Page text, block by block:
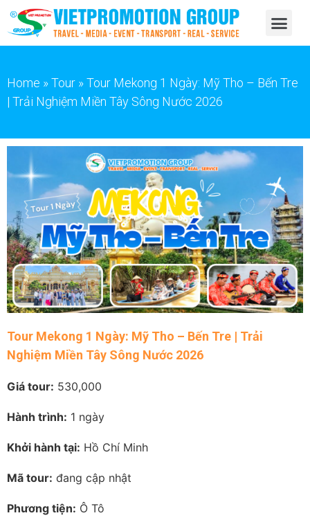
Home »Tour »Tour Mekong 1 Ngày: Mỹ Tho – Bến Tre
| Trải Nghiệm Miền Tây Sông Nước 2026
Tour Mekong 1 Ngày: Mỹ Tho – Bến Tre | Trải
Nghiệm Miền Tây Sông Nước 2026
Giá tour: 530,000
Hành trình: 1 ngày
Khởi hành tại: Hồ Chí Minh
Mã tour: đang cập nhật
Phương tiện: Ô Tô